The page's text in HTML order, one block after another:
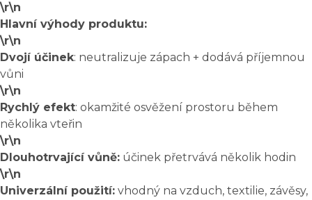
\r\n
Hlavní výhody produktu:
\r\n
Dvojí účinek: neutralizuje zápach + dodává příjemnou
vůni
\r\n
Rychlý efekt: okamžité osvěžení prostoru během
několika vteřin
\r\n
Dlouhotrvající vůně: účinek přetrvává několik hodin
\r\n
Univerzální použití: vhodný na vzduch, textilie, závěsy,